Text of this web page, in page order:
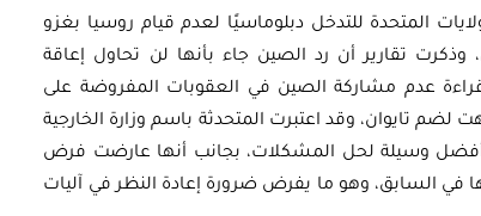
المتحدة للتدخل دبلوماسيًا لعدم قيام روسيا بغزو
وذكرت تقارير أن رد الصين جاء بأنها لن تحاول إعاقة
عدم مشاركة الصين في العقوبات المفروضة على
تايوان، وقد اعتبرت المتحدثة باسم وزارة الخارجية
أفضل وسيلة لحل المشكلات، بجانب أنها عارضت فرض
في السابق، وهو ما يفرض ضرورة إعادة النظر في آليات